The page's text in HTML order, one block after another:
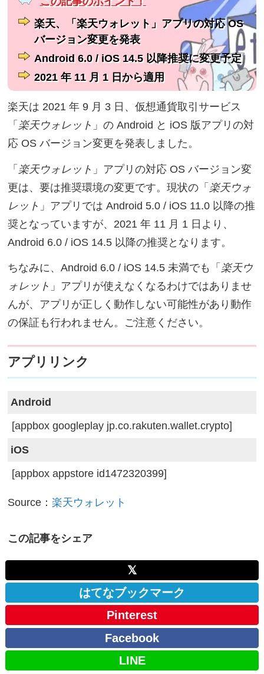
楽天、「楽天ウォレット」アプリの対応 OS
バージョン変更を発表
Android 6.0 / iOS 14.5 以降推奨に変更予定
2021 年 11 月 1 日から適用
楽天は 2021 年 9 月 3 日、仮想通貨取引サービス
「 楽天ウォレット 」の Android と iOS 版アプリの対
応 OS バージョン変更を発表しました。
「 楽天ウォレット 」アプリの対応 OS バージョン変
更は、要は推奨環境の変更です。現状の「 楽天ウォ
レット 」アプリでは Android 5.0 / iOS 11.0 以降の推
奨となっていますが、2021 年 11 月 1 日より、
Android 6.0 / iOS 14.5 以降の推奨となります。
ちなみに、Android 6.0 / iOS 14.5 未満でも「 楽天ウ
ォレット 」アプリが使えなくなるわけではありませ
んが、アプリが正しく動作しない可能性があり動作
の保証も行われません。ご注意ください。
アプリリンク
Android
[appbox googleplay jp.co.rakuten.wallet.crypto]
iOS
[appbox appstore id1472320399]
Source：楽天ウォレット
この記事をシェア
𝕏
はてなブックマーク
Pinterest
Facebook
LINE